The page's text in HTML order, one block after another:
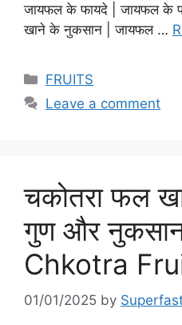
जायफल के फायदे | जायफल के
खाने के नुकसान | जायफल …
Categories
FRUITS
Leave a comment
चकोतरा फल
गुण और
Chkotra
01/01/2025 by